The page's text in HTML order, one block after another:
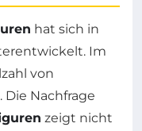
hat sich in
Im
von
Nachfrage
zeigt nicht